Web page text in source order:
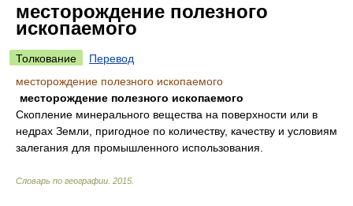
месторождение полезного
ископаемого
Толкование
Перевод
месторождение полезного ископаемого
месторождение полезного ископаемого
Скопление минерального вещества на поверхности или в
недрах Земли, пригодное по количеству, качеству и условиям
залегания для промышленного использования.
Словарь по географии 2015